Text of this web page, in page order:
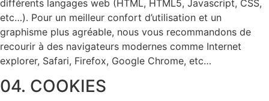
différents langages web (HTML, HTML5, Javascript, CSS,
etc…). Pour un meilleur confort d’utilisation et un
graphisme plus agréable, nous vous recommandons de
recourir à des navigateurs modernes comme Internet
explorer, Safari, Firefox, Google Chrome, etc…
04. COOKIES